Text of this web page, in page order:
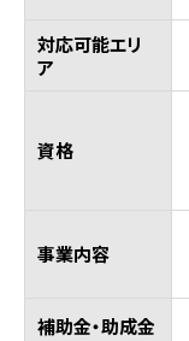
対応可能エリ
ア
資格
事業内容
補助金・助成金